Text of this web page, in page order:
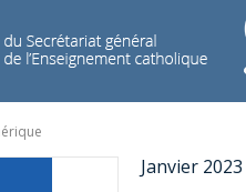
Janvier 2023